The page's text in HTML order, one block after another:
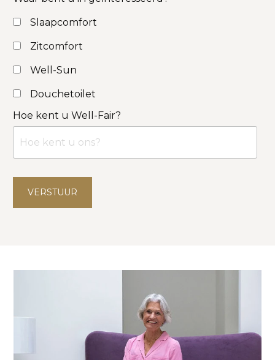
Slaapcomfort
Zitcomfort
Well-Sun
Douchetoilet
Hoe kent u Well-Fair?